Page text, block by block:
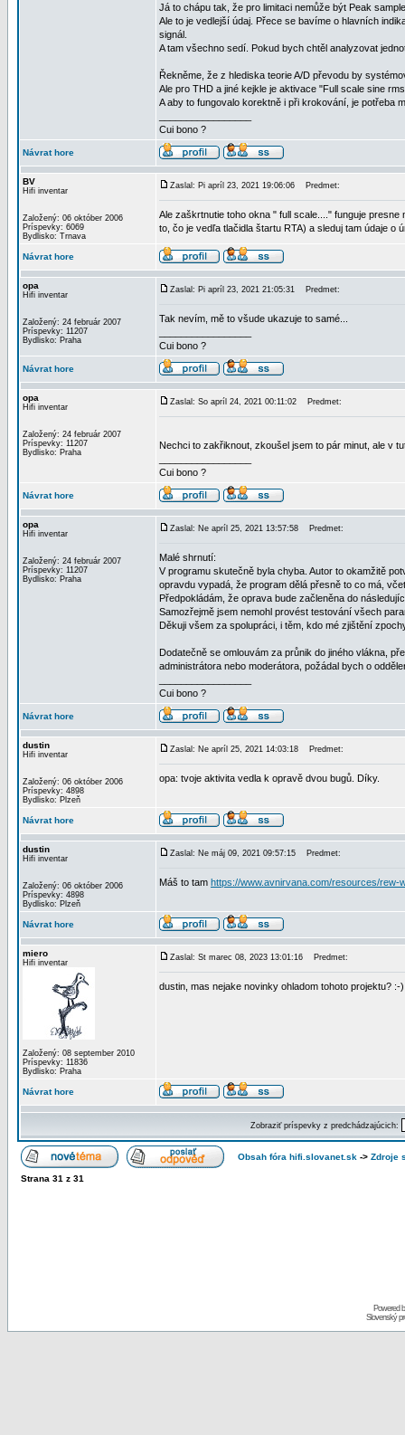
Já to chápu tak, že pro limitaci nemůže být Peak
Ale to je vedlejší údaj. Přece se bavíme o hlavních
signál.
A tam všechno sedí. Pokud bych chtěl analyzovat
Řekněme, že z hlediska teorie A/D převodu by
Ale pro THD a jiné kejkle je aktivace "Full scale sine
A aby to fungovalo korektně i při krokování, je potřeba
Cui bono ?
Návrat hore
BV
Hifi inventar
Založený: 06 október 2006
Príspevky: 6069
Bydlisko: Trnava
Zaslal: Pi apríl 23, 2021 19:06:06 Predmet:
Ale zaškrtnutie toho okna " full scale...." funguje
to, čo je vedľa tlačidla štartu RTA) a sleduj tam údaje o
Návrat hore
opa
Hifi inventar
Založený: 24 február 2007
Príspevky: 11207
Bydlisko: Praha
Zaslal: Pi apríl 23, 2021 21:05:31 Predmet:
Tak nevím, mě to všude ukazuje to samé...
Cui bono ?
Návrat hore
opa
Hifi inventar
Založený: 24 február 2007
Príspevky: 11207
Bydlisko: Praha
Zaslal: So apríl 24, 2021 00:11:02 Predmet:
Nechci to zakřiknout, zkoušel jsem to pár minut, ale v
Cui bono ?
Návrat hore
opa
Hifi inventar
Založený: 24 február 2007
Príspevky: 11207
Bydlisko: Praha
Zaslal: Ne apríl 25, 2021 13:57:58 Predmet:
Malé shrnutí:
V programu skutečně byla chyba. Autor to okamžitě
opravdu vypadá, že program dělá přesně to co má,
Předpokládám, že oprava bude začleněna do
Samozřejmě jsem nemohl provést testování všech
Děkuji všem za spolupráci, i těm, kdo mé zjištění
Dodatečně se omlouvám za průnik do jiného vlákna,
administrátora nebo moderátora, požádal bych o
Cui bono ?
Návrat hore
dustin
Hifi inventar
Založený: 06 október 2006
Príspevky: 4898
Bydlisko: Plzeň
Zaslal: Ne apríl 25, 2021 14:03:18 Predmet:
opa: tvoje aktivita vedla k opravě dvou bugů. Díky.
Návrat hore
dustin
Hifi inventar
Založený: 06 október 2006
Príspevky: 4898
Bydlisko: Plzeň
Zaslal: Ne máj 09, 2021 09:57:15 Predmet:
Máš to tam https://www.avnirvana.com/resources/rew-
Návrat hore
miero
Hifi inventar
Založený: 08 september 2010
Príspevky: 11836
Bydlisko: Praha
Zaslal: St marec 08, 2023 13:01:16 Predmet:
dustin, mas nejake novinky ohladom tohoto projektu? :-)
Návrat hore
Zobraziť príspevky z predchádzajúcich:
Obsah fóra hifi.slovanet.sk -> Zdroje
Strana 31 z 31
Powered
Slovenský